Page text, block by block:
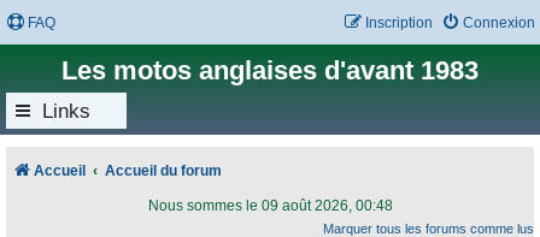
FAQ Connexion
Inscription
Les motos anglaises d'avant 1983
Links
Accueil Accueil du forum
Nous sommes le 09 août 2026, 00:48
Marquer tous les forums comme lus